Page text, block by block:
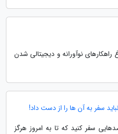
راهکارهای نوآورانه و دیجیتالی شدن
سفر به آن ها را از دست داد!
سفر کنید که تا به امروز هرگز